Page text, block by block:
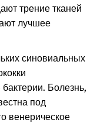
трение тканей
лучшее
синовиальных
Болезнь,
под
венерическое